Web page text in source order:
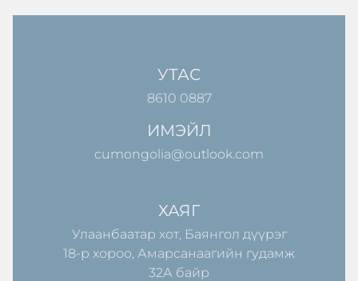
УТАС
8610 0887
ИМЭЙЛ
cumongolia@outlook.com
ХАЯГ
Улаанбаатар хот, Баянгол дүүрэг
18-р хороо, Амарсанаагийн гудамж
32А байр